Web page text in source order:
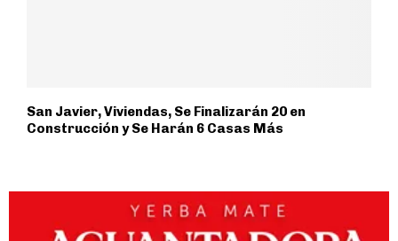
San Javier, Viviendas, Se Finalizarán 20 en
Construcción y Se Harán 6 Casas Más